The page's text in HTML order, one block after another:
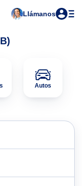
Llámanos
Autos